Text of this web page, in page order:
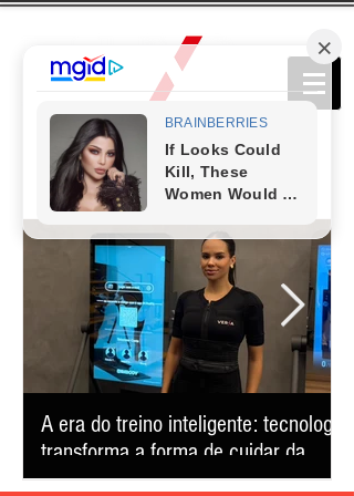
A era do treino inteligente: tecnologia
transforma a forma de cuidar da
saúde e reduz o tempo na academia